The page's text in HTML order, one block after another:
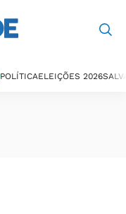
POLÍTICAELEIÇÕES 2026